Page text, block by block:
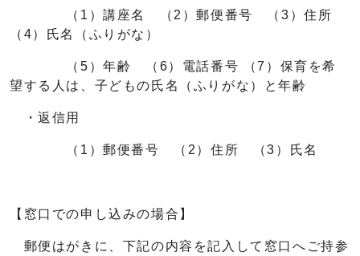
（1）講座名 （2）郵便番号 （3）住所
（4）氏名（ふりがな）
（5）年齢 （6）電話番号 （7）保育を希
望する人は、子どもの氏名（ふりがな）と年齢
・返信用
（1）郵便番号 （2）住所 （3）氏名
【窓口での申し込みの場合】
郵便はがきに、下記の内容を記入して窓口へご持参